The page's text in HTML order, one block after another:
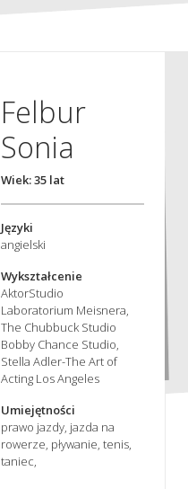
Felbur
Sonia
Wiek: 35 lat
Języki
angielski
Wykształcenie
AktorStudio
Laboratorium Meisnera,
The Chubbuck Studio
Bobby Chance Studio,
Stella Adler-The Art of
Acting Los Angeles
Umiejętności
prawo jazdy, jazda na
rowerze, pływanie, tenis,
taniec,